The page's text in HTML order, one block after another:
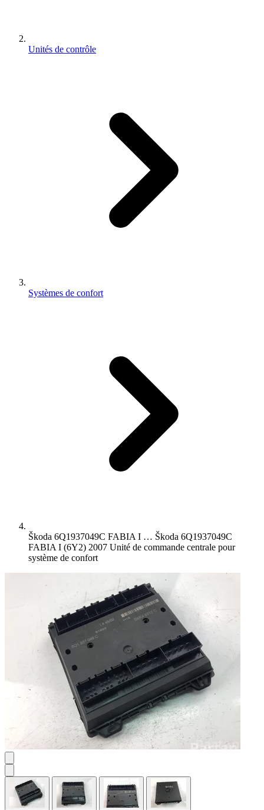
Unités de contrôle
Systèmes de confort
Škoda 6Q1937049C FABIA I … Škoda 6Q1937049C
FABIA I (6Y2) 2007 Unité de commande centrale pour
système de confort